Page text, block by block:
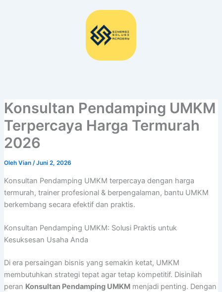
Konsultan Pendamping UMKM
Terpercaya Harga Termurah
2026
Oleh Vian /Juni 2, 2026
Konsultan Pendamping UMKM terpercaya dengan harga
termurah, trainer profesional & berpengalaman, bantu UMKM
berkembang secara efektif dan praktis.
Konsultan Pendamping UMKM: Solusi Praktis untuk
Kesuksesan Usaha Anda
Di era persaingan bisnis yang semakin ketat, UMKM
membutuhkan strategi tepat agar tetap kompetitif. Disinilah
peran Konsultan Pendamping UMKMmenjadi penting. Dengan